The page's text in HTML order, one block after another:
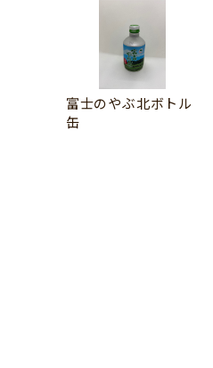
富士のやぶ北ボトル
缶